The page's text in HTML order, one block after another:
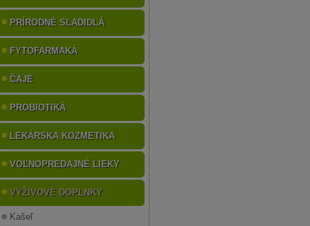
PRÍRODNÉ SLADIDLÁ
FYTOFARMAKÁ
ČAJE
PROBIOTIKÁ
LEKÁRSKA KOZMETIKA
VOĽNOPREDAJNÉ LIEKY
VÝŽIVOVÉ DOPLNKY
Kašeľ